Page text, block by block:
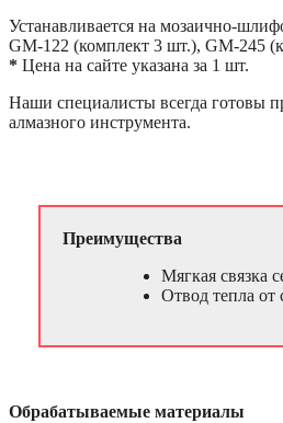
Устанавливается на мозаично-
GM-122 (комплект 3 шт.), GM-245
* Цена на сайте указана за 1 шт.
Наши специалисты всегда готовы
алмазного инструмента.
Преимущества
Мягкая связка
Отвод тепла от
Обрабатываемые материалы